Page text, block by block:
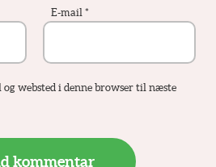
E-mail *
websted i denne browser til næste